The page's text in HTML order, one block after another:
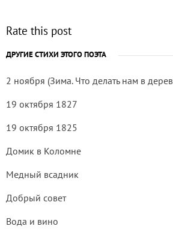
Rate this post
ДРУГИЕ СТИХИ ЭТОГО ПОЭТА
2 ноября (Зима. Что делать нам в
19 октября 1827
19 октября 1825
Домик в Коломне
Медный всадник
Добрый совет
Вода и вино